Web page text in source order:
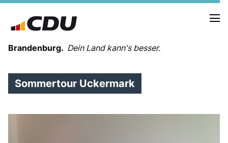
Brandenburg. Dein Land kann's besser.
MELDUNGEN
TERMINE
Sommertour Uckermark